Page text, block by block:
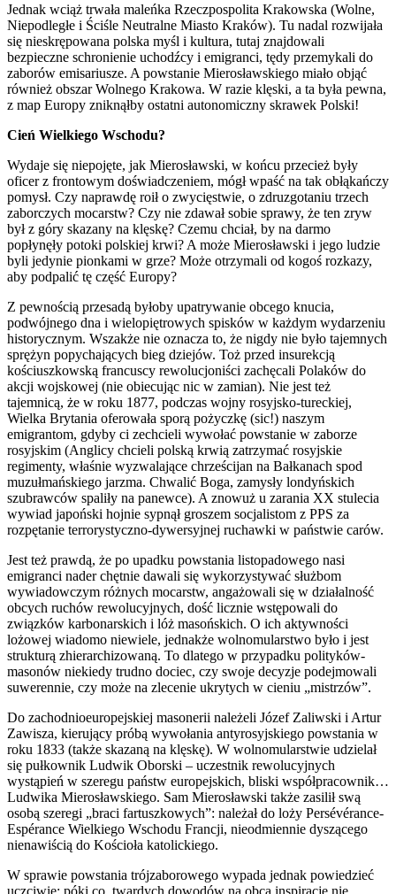
Jednak wciąż trwała maleńka Rzeczpospolita Krakowska (Wolne,
Niepodległe i Ściśle Neutralne Miasto Kraków). Tu nadal rozwijała
się nieskrępowana polska myśl i kultura, tutaj znajdowali
bezpieczne schronienie uchodźcy i emigranci, tędy przemykali do
zaborów emisariusze. A powstanie Mierosławskiego miało objąć
również obszar Wolnego Krakowa. W razie klęski, a ta była pewna,
z map Europy zniknąłby ostatni autonomiczny skrawek Polski!
Cień Wielkiego Wschodu?
Wydaje się niepojęte, jak Mierosławski, w końcu przecież były
oficer z frontowym doświadczeniem, mógł wpaść na tak obłąkańczy
pomysł. Czy naprawdę roił o zwycięstwie, o zdruzgotaniu trzech
zaborczych mocarstw? Czy nie zdawał sobie sprawy, że ten zryw
był z góry skazany na klęskę? Czemu chciał, by na darmo
popłynęły potoki polskiej krwi? A może Mierosławski i jego ludzie
byli jedynie pionkami w grze? Może otrzymali od kogoś rozkazy,
aby podpalić tę część Europy?
Z pewnością przesadą byłoby upatrywanie obcego knucia,
podwójnego dna i wielopiętrowych spisków w każdym wydarzeniu
historycznym. Wszakże nie oznacza to, że nigdy nie było tajemnych
sprężyn popychających bieg dziejów. Toż przed insurekcją
kościuszkowską francuscy rewolucjoniści zachęcali Polaków do
akcji wojskowej (nie obiecując nic w zamian). Nie jest też
tajemnicą, że w roku 1877, podczas wojny rosyjsko-tureckiej,
Wielka Brytania oferowała sporą pożyczkę (sic!) naszym
emigrantom, gdyby ci zechcieli wywołać powstanie w zaborze
rosyjskim (Anglicy chcieli polską krwią zatrzymać rosyjskie
regimenty, właśnie wyzwalające chrześcijan na Bałkanach spod
muzułmańskiego jarzma. Chwalić Boga, zamysły londyńskich
szubrawców spaliły na panewce). A znowuż u zarania XX stulecia
wywiad japoński hojnie sypnął groszem socjalistom z PPS za
rozpętanie terrorystyczno-dywersyjnej ruchawki w państwie carów.
Jest też prawdą, że po upadku powstania listopadowego nasi
emigranci nader chętnie dawali się wykorzystywać służbom
wywiadowczym różnych mocarstw, angażowali się w działalność
obcych ruchów rewolucyjnych, dość licznie wstępowali do
związków karbonarskich i lóż masońskich. O ich aktywności
lożowej wiadomo niewiele, jednakże wolnomularstwo było i jest
strukturą zhierarchizowaną. To dlatego w przypadku polityków-
masonów niekiedy trudno dociec, czy swoje decyzje podejmowali
suwerennie, czy może na zlecenie ukrytych w cieniu „mistrzów”.
Do zachodnioeuropejskiej masonerii należeli Józef Zaliwski i Artur
Zawisza, kierujący próbą wywołania antyrosyjskiego powstania w
roku 1833 (także skazaną na klęskę). W wolnomularstwie udzielał
się pułkownik Ludwik Oborski – uczestnik rewolucyjnych
wystąpień w szeregu państw europejskich, bliski współpracownik…
Ludwika Mierosławskiego. Sam Mierosławski także zasilił swą
osobą szeregi „braci fartuszkowych”: należał do loży Persévérance-
Espérance Wielkiego Wschodu Francji, nieodmiennie dyszącego
nienawiścią do Kościoła katolickiego.
W sprawie powstania trójzaborowego wypada jednak powiedzieć
uczciwie: póki co, twardych dowodów na obcą inspirację nie